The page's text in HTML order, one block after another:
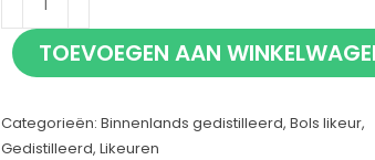
Peppermint
Green
aantal
TOEVOEGEN AAN
Categorieën: Binnenlands gedistilleerd, Bols likeur,
Gedistilleerd, Likeuren